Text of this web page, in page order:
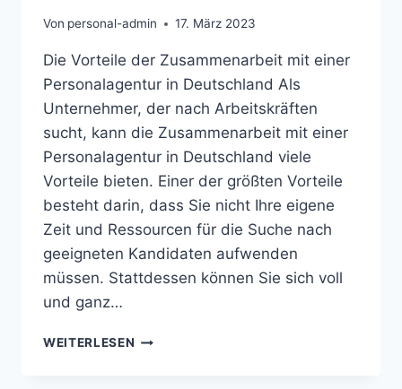
Von personal-admin 17. März 2023
Die Vorteile der Zusammenarbeit mit einer
Personalagentur in Deutschland Als
Unternehmer, der nach Arbeitskräften
sucht, kann die Zusammenarbeit mit einer
Personalagentur in Deutschland viele
Vorteile bieten. Einer der größten Vorteile
besteht darin, dass Sie nicht Ihre eigene
Zeit und Ressourcen für die Suche nach
geeigneten Kandidaten aufwenden
müssen. Stattdessen können Sie sich voll
und ganz…
WEITERLESEN DIE